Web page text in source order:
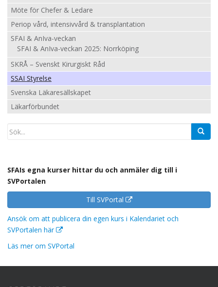
Möte för Chefer & Ledare
Periop vård, intensivvård & transplantation
SFAI & AnIva-veckan
SFAI & AnIva-veckan 2025: Norrköping
SKRÅ – Svenskt Kirurgiskt Råd
SSAI Styrelse
Svenska Läkaresällskapet
Läkarförbundet
SFAIs egna kurser hittar du och anmäler dig till i
SVPortalen
Till SVPortal
Ansök om att publicera din egen kurs i Kalendariet och
SVPortalen här
Läs mer om SVPortal